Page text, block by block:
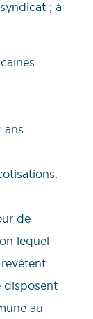
; à
de
lequel
disposent
au